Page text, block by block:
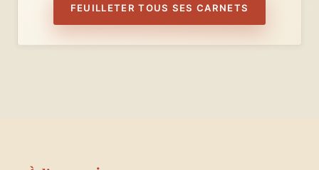
FEUILLETER TOUS SES CARNETS